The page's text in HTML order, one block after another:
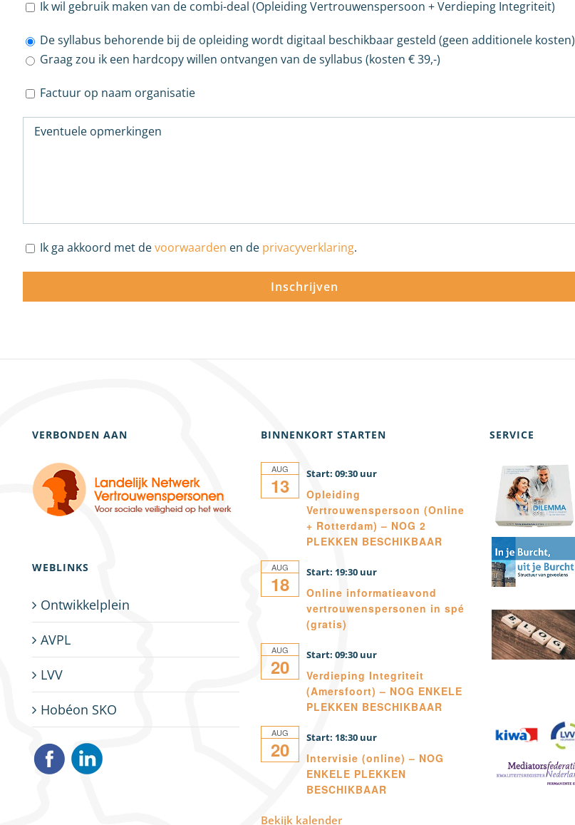
Ik wil gebruik maken van de combi-deal (Opleiding Vertrouwenspersoon + Verdieping Integriteit)
De syllabus behorende bij de opleiding wordt digitaal beschikbaar gesteld (geen additionele kosten)
Graag zou ik een hardcopy willen ontvangen van de syllabus (kosten € 39,-)
Factuur op naam organisatie
Ik ga akkoord met devoorwaarden en de privacyverklaring.
VERBONDEN AAN
WEBLINKS
Ontwikkelplein
AVPL
LVV
Hobéon SKO
BINNENKORT STARTEN
AUG
13 09:30
Opleiding
Vertrouwenspersoon (Online
+ Rotterdam) – NOG 2
PLEKKEN BESCHIKBAAR
AUG
18 19:30
Online informatieavond
vertrouwenspersonen in spé
(gratis)
AUG
20 09:30
Verdieping Integriteit
(Amersfoort) – NOG ENKELE
PLEKKEN BESCHIKBAAR
AUG
20 18:30
Intervisie (online) – NOG
ENKELE PLEKKEN
BESCHIKBAAR
Bekijk kalender
SERVICE